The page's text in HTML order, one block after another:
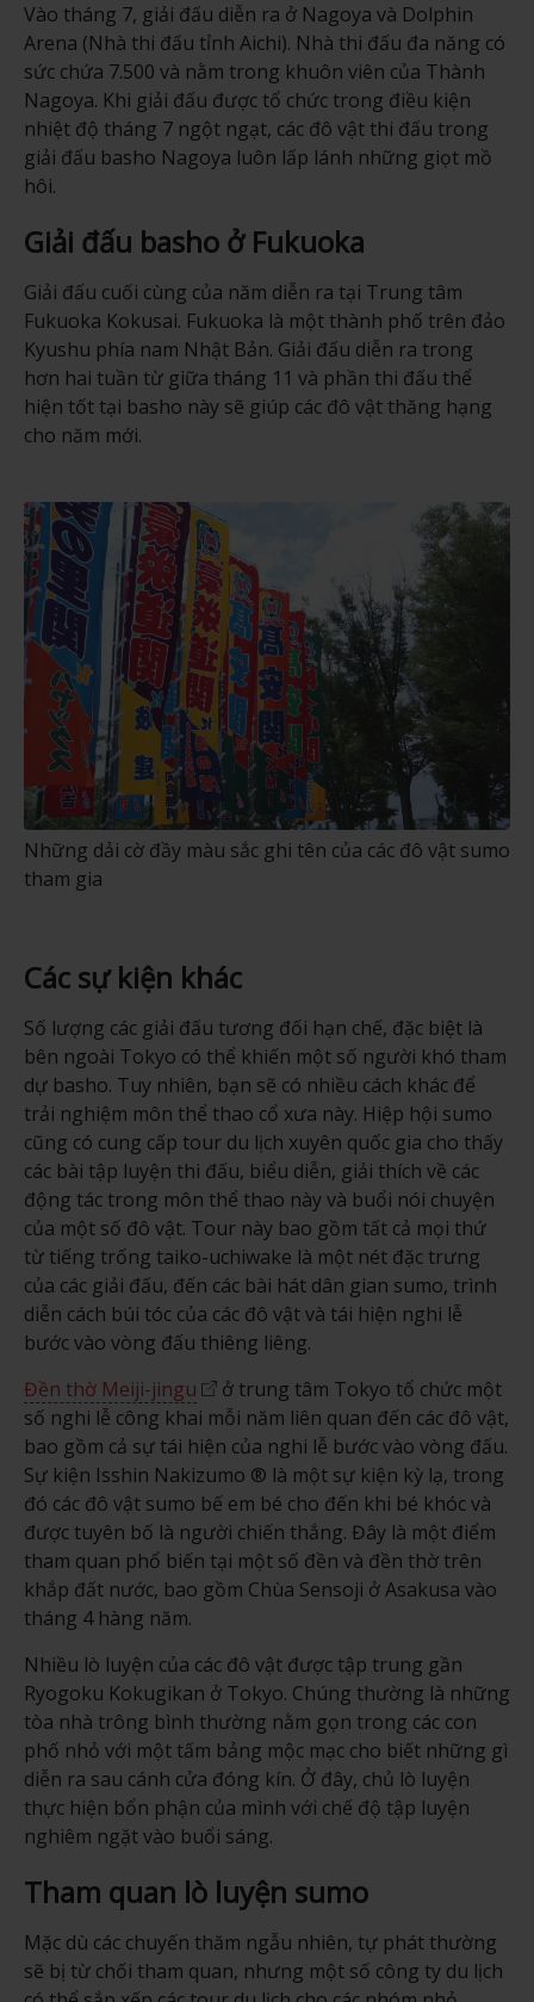
Vào tháng 7, giải đấu diễn ra ở Nagoya và Dolphin
Arena (Nhà thi đấu tỉnh Aichi). Nhà thi đấu đa năng có
sức chứa 7.500 và nằm trong khuôn viên của Thành
Nagoya. Khi giải đấu được tổ chức trong điều kiện
nhiệt độ tháng 7 ngột ngạt, các đô vật thi đấu trong
giải đấu basho Nagoya luôn lấp lánh những giọt mồ
hôi.
Giải đấu basho ở Fukuoka
Giải đấu cuối cùng của năm diễn ra tại Trung tâm
Fukuoka Kokusai. Fukuoka là một thành phố trên đảo
Kyushu phía nam Nhật Bản. Giải đấu diễn ra trong
hơn hai tuần từ giữa tháng 11 và phần thi đấu thể
hiện tốt tại basho này sẽ giúp các đô vật thăng hạng
cho năm mới.
Những dải cờ đầy màu sắc ghi tên của các đô vật sumo
tham gia
Các sự kiện khác
Số lượng các giải đấu tương đối hạn chế, đặc biệt là
bên ngoài Tokyo có thể khiến một số người khó tham
dự basho. Tuy nhiên, bạn sẽ có nhiều cách khác để
trải nghiệm môn thể thao cổ xưa này. Hiệp hội sumo
cũng có cung cấp tour du lịch xuyên quốc gia cho thấy
các bài tập luyện thi đấu, biểu diễn, giải thích về các
động tác trong môn thể thao này và buổi nói chuyện
của một số đô vật. Tour này bao gồm tất cả mọi thứ
từ tiếng trống taiko-uchiwake là một nét đặc trưng
của các giải đấu, đến các bài hát dân gian sumo, trình
diễn cách búi tóc của các đô vật và tái hiện nghi lễ
bước vào vòng đấu thiêng liêng.
Đền thờ Meiji-jingu
ở trung tâm Tokyo tổ chức một
số nghi lễ công khai mỗi năm liên quan đến các đô vật,
bao gồm cả sự tái hiện của nghi lễ bước vào vòng đấu.
Sự kiện Isshin Nakizumo ® là một sự kiện kỳ lạ, trong
đó các đô vật sumo bế em bé cho đến khi bé khóc và
được tuyên bố là người chiến thắng. Đây là một điểm
tham quan phổ biến tại một số đền và đền thờ trên
khắp đất nước, bao gồm Chùa Sensoji ở Asakusa vào
tháng 4 hàng năm.
Nhiều lò luyện của các đô vật được tập trung gần
Ryogoku Kokugikan ở Tokyo. Chúng thường là những
tòa nhà trông bình thường nằm gọn trong các con
phố nhỏ với một tấm bảng mộc mạc cho biết những gì
diễn ra sau cánh cửa đóng kín. Ở đây, chủ lò luyện
thực hiện bổn phận của mình với chế độ tập luyện
nghiêm ngặt vào buổi sáng.
Tham quan lò luyện sumo
Mặc dù các chuyến thăm ngẫu nhiên, tự phát thường
sẽ bị từ chối tham quan, nhưng một số công ty du lịch